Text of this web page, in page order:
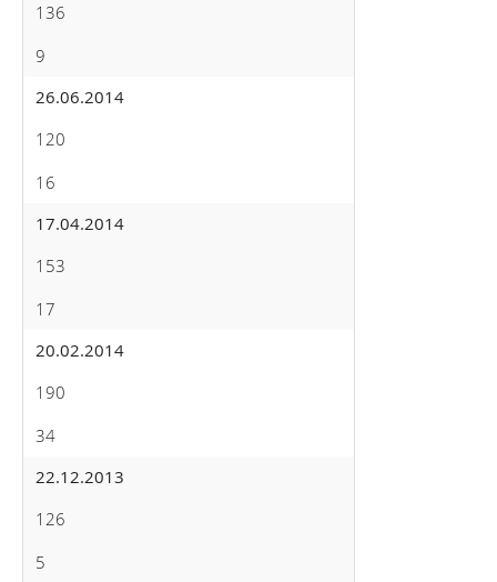
136
9
26.06.2014
120
16
17.04.2014
153
17
20.02.2014
190
34
22.12.2013
126
5